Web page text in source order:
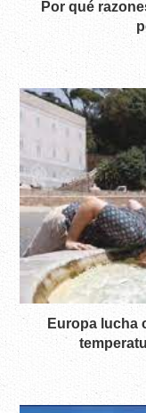
Por qué
Europa lucha